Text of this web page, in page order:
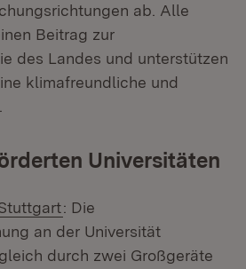
ab. Alle
Beitrag zur
des Landes und unterstützen
klimafreundliche und
Universitäten
(Öffnet in neuem
: Die
an der Universität
durch zwei Großgeräte